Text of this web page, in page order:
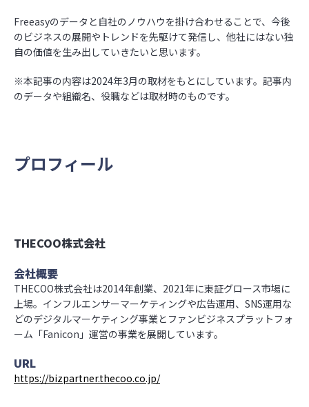
Freeasyのデータと自社のノウハウを掛け合わせることで、今後
のビジネスの展開やトレンドを先駆けて発信し、他社にはない独
自の価値を生み出していきたいと思います。
※本記事の内容は2024年3月の取材をもとにしています。記事内
のデータや組織名、役職などは取材時のものです。
プロフィール
THECOO株式会社
会社概要
THECOO株式会社は2014年創業、2021年に東証グロース市場に
上場。インフルエンサーマーケティングや広告運用、SNS運用な
どのデジタルマーケティング事業とファンビジネスプラットフォ
ーム「Fanicon」運営の事業を展開しています。
URL
https://bizpartner.thecoo.co.jp/